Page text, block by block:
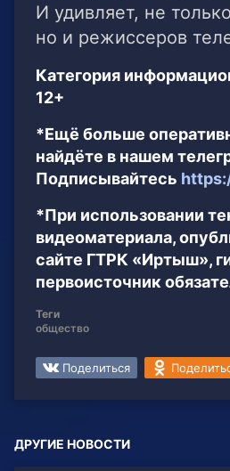
И удивляет, не
но и режиссеров
Категория
12+
*Ещё больше
найдёте в нашем
Подписывайтесь
*При использовании
видеоматериала,
сайте ГТРК «Иртыш»,
первоисточник
Теги
общество
Поделиться
ДРУГИЕ НОВОСТИ